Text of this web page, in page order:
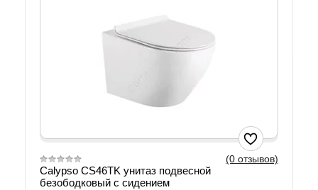
(0 отзывов)
Calypso CS46TK унитаз подвесной
безободковый с сидением